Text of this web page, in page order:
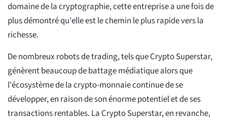
domaine de la cryptographie, cette entreprise a une fois de
plus démontré qu'elle est le chemin le plus rapide vers la
richesse.
De nombreux robots de trading, tels que Crypto Superstar,
génèrent beaucoup de battage médiatique alors que
l'écosystème de la crypto-monnaie continue de se
développer, en raison de son énorme potentiel et de ses
transactions rentables. La Crypto Superstar, en revanche,